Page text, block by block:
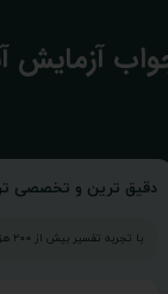
آزمایش
دقیق ترین و تخصصی
با تجربه تفسیر بیش از ۲۰۰ هزار جواب آزمایش روتین، تخصص، فوق تخصصی، سونوگرافی و...